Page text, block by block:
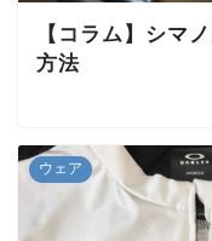
【コラム】シマ
方法
ウェア